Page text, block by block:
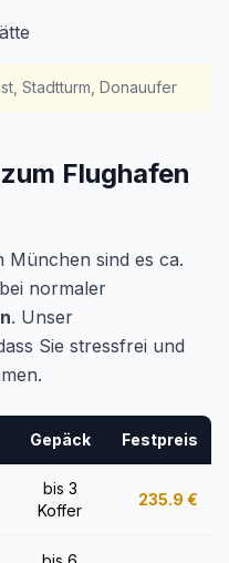
Stadtturm, Donauufer
Flughafen
München sind es ca.
normaler
. Unser
Sie stressfrei und
Gepäck Festpreis
bis 3
Koffer
235.9 €